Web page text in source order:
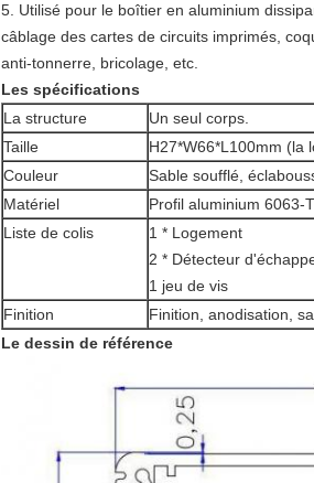
5. Utilisé pour le boîtier en aluminium
câblage des cartes de circuits imprimés,
anti-tonnerre, bricolage, etc.
Les spécifications
La structure
Un seul corps.
Taille
H27*W66*L100mm (la
Couleur
Sable soufflé,
Matériel
Profil aluminium 6063-
Liste de colis
1 * Logement
2 * Détecteur
1 jeu de vis
Finition
Finition, anodisation,
Le dessin de référence